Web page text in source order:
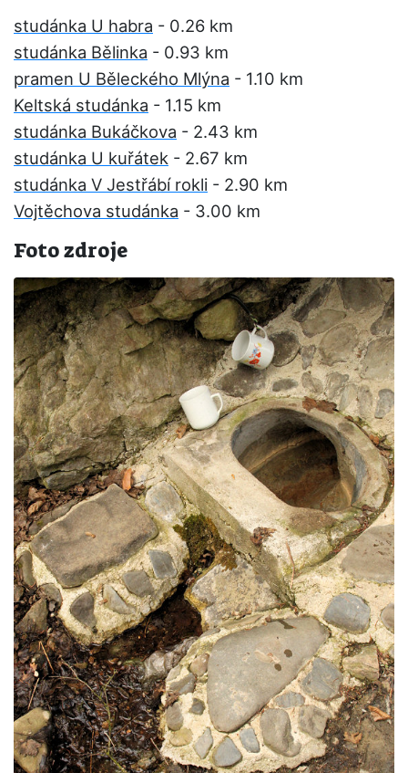
studánka U habra - 0.26 km
studánka Bělinka - 0.93 km
pramen U Běleckého Mlýna - 1.10 km
Keltská studánka - 1.15 km
studánka Bukáčkova - 2.43 km
studánka U kuřátek - 2.67 km
studánka V Jestřábí rokli - 2.90 km
Vojtěchova studánka - 3.00 km
Foto zdroje